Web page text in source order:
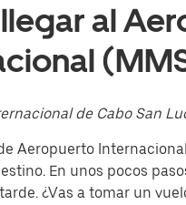
al
de Cabo San
Aeropuerto
En unos pocos
¿Vas a tomar un